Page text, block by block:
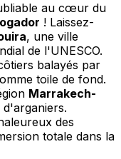
au cœur du
! Laissez-
, une ville
de l'UNESCO.
balayés par
toile de fond.
Marrakech-
des
totale dans la